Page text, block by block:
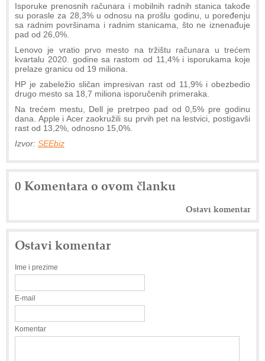
Isporuke prenosnih računara i mobilnih radnih stanica takođe
su porasle za 28,3% u odnosu na prošlu godinu, u poređenju
sa radnim površinama i radnim stanicama, što ne iznenađuje
pad od 26,0%.
Lenovo je vratio prvo mesto na tržištu računara u trećem
kvartalu 2020. godine sa rastom od 11,4% i isporukama koje
prelaze granicu od 19 miliona.
HP je zabeležio sličan impresivan rast od 11,9% i obezbedio
drugo mesto sa 18,7 miliona isporučenih primeraka.
Na trećem mestu, Dell je pretrpeo pad od 0,5% pre godinu
dana. Apple i Acer zaokružili su prvih pet na lestvici, postigavši
rast od 13,2%, odnosno 15,0%.
Izvor: SEEbiz
0 Komentara o ovom članku
Ostavi komentar
Ostavi komentar
Ime i prezime
E-mail
Komentar